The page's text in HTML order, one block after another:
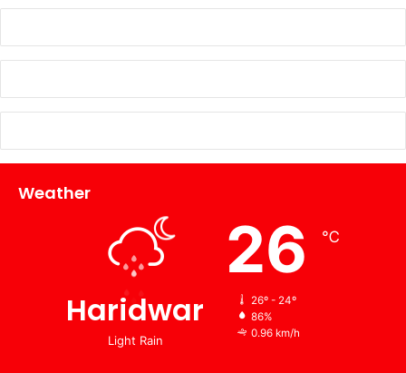
Weather
Haridwar
Light Rain
26 ℃
26º - 24º
86%
0.96 km/h